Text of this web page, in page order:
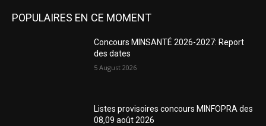
POPULAIRES EN CE MOMENT
Concours MINSANTÉ 2026-2027: Report
des dates
5 August 2026
Listes provisoires concours MINFOPRA des
08,09 août 2026